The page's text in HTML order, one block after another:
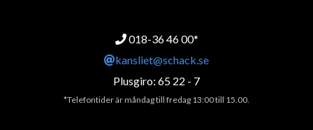
018-36 46 00*
kansliet@schack.se
Plusgiro: 65 22 - 7
*Telefontider är måndag till fredag 13:00 till 15.00.